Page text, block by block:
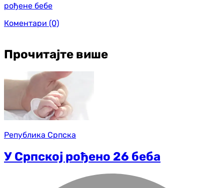
рођене бебе
Коментари (0)
Прочитајте више
Република Српска
У Српској рођено 26 беба